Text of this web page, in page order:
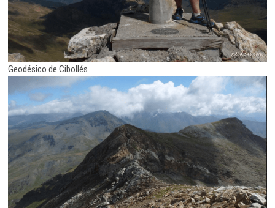
Geodésico de Cibollés